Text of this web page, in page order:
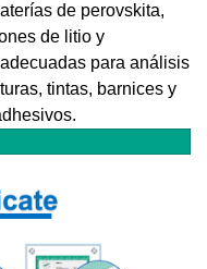
de perovskita,
de litio y
para análisis
tintas, barnices y